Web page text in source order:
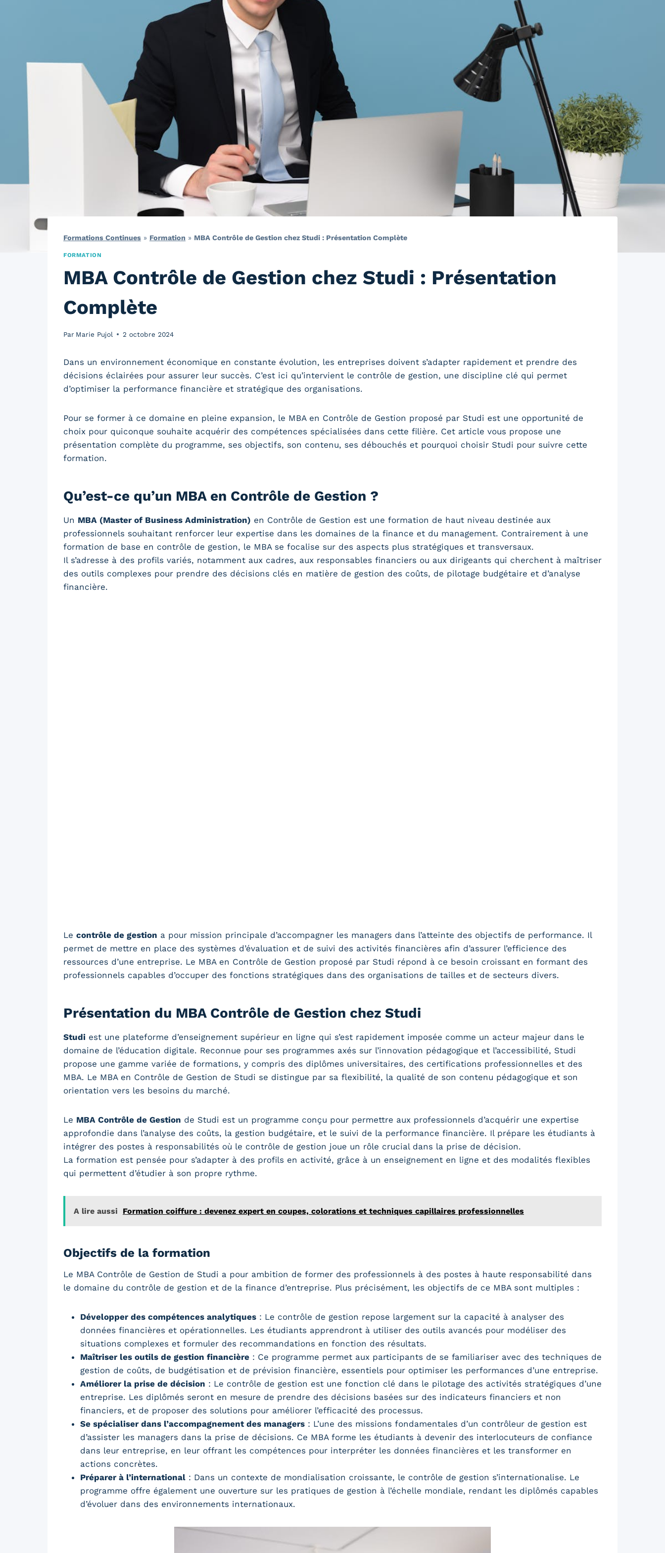
Formations Continues » Formation » MBA Contrôle de Gestion chez Studi : Présentation Complète
FORMATION
MBA Contrôle de Gestion chez Studi : Présentation
Complète
Par Marie Pujol 2 octobre 2024
Dans un environnement économique en constante évolution, les entreprises doivent s’adapter rapidement et prendre des
décisions éclairées pour assurer leur succès. C’est ici qu’intervient le contrôle de gestion, une discipline clé qui permet
d’optimiser la performance financière et stratégique des organisations.
Pour se former à ce domaine en pleine expansion, le MBA en Contrôle de Gestion proposé par Studi est une opportunité de
choix pour quiconque souhaite acquérir des compétences spécialisées dans cette filière. Cet article vous propose une
présentation complète du programme, ses objectifs, son contenu, ses débouchés et pourquoi choisir Studi pour suivre cette
formation.
Qu’est-ce qu’un MBA en Contrôle de Gestion ?
Un MBA (Master of Business Administration) en Contrôle de Gestion est une formation de haut niveau destinée aux
professionnels souhaitant renforcer leur expertise dans les domaines de la finance et du management. Contrairement à une
formation de base en contrôle de gestion, le MBA se focalise sur des aspects plus stratégiques et transversaux.
Il s’adresse à des profils variés, notamment aux cadres, aux responsables financiers ou aux dirigeants qui cherchent à maîtriser
des outils complexes pour prendre des décisions clés en matière de gestion des coûts, de pilotage budgétaire et d’analyse
financière.
Le contrôle de gestion a pour mission principale d’accompagner les managers dans l’atteinte des objectifs de performance. Il
permet de mettre en place des systèmes d’évaluation et de suivi des activités financières afin d’assurer l’efficience des
ressources d’une entreprise. Le MBA en Contrôle de Gestion proposé par Studi répond à ce besoin croissant en formant des
professionnels capables d’occuper des fonctions stratégiques dans des organisations de tailles et de secteurs divers.
Présentation du MBA Contrôle de Gestion chez Studi
Studi est une plateforme d’enseignement supérieur en ligne qui s’est rapidement imposée comme un acteur majeur dans le
domaine de l’éducation digitale. Reconnue pour ses programmes axés sur l’innovation pédagogique et l’accessibilité, Studi
propose une gamme variée de formations, y compris des diplômes universitaires, des certifications professionnelles et des
MBA. Le MBA en Contrôle de Gestion de Studi se distingue par sa flexibilité, la qualité de son contenu pédagogique et son
orientation vers les besoins du marché.
Le MBA Contrôle de Gestion de Studi est un programme conçu pour permettre aux professionnels d’acquérir une expertise
approfondie dans l’analyse des coûts, la gestion budgétaire, et le suivi de la performance financière. Il prépare les étudiants à
intégrer des postes à responsabilités où le contrôle de gestion joue un rôle crucial dans la prise de décision.
La formation est pensée pour s’adapter à des profils en activité, grâce à un enseignement en ligne et des modalités flexibles
qui permettent d’étudier à son propre rythme.
A lire aussi Formation coiffure : devenez expert en coupes, colorations et techniques capillaires professionnelles
Objectifs de la formation
Le MBA Contrôle de Gestion de Studi a pour ambition de former des professionnels à des postes à haute responsabilité dans
le domaine du contrôle de gestion et de la finance d’entreprise. Plus précisément, les objectifs de ce MBA sont multiples :
Développer des compétences analytiques : Le contrôle de gestion repose largement sur la capacité à analyser des
données financières et opérationnelles. Les étudiants apprendront à utiliser des outils avancés pour modéliser des
situations complexes et formuler des recommandations en fonction des résultats.
Maîtriser les outils de gestion financière : Ce programme permet aux participants de se familiariser avec des techniques de
gestion de coûts, de budgétisation et de prévision financière, essentiels pour optimiser les performances d’une entreprise.
Améliorer la prise de décision : Le contrôle de gestion est une fonction clé dans le pilotage des activités stratégiques d’une
entreprise. Les diplômés seront en mesure de prendre des décisions basées sur des indicateurs financiers et non
financiers, et de proposer des solutions pour améliorer l’efficacité des processus.
Se spécialiser dans l’accompagnement des managers : L’une des missions fondamentales d’un contrôleur de gestion est
d’assister les managers dans la prise de décisions. Ce MBA forme les étudiants à devenir des interlocuteurs de confiance
dans leur entreprise, en leur offrant les compétences pour interpréter les données financières et les transformer en
actions concrètes.
Préparer à l’international : Dans un contexte de mondialisation croissante, le contrôle de gestion s’internationalise. Le
programme offre également une ouverture sur les pratiques de gestion à l’échelle mondiale, rendant les diplômés capables
d’évoluer dans des environnements internationaux.